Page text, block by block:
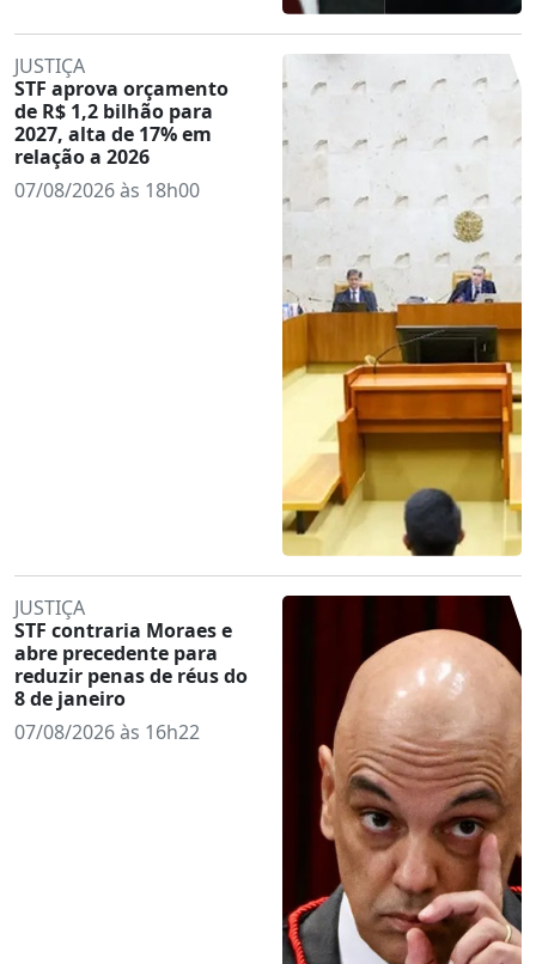
JUSTIÇA
STF aprova orçamento
de R$ 1,2 bilhão para
2027, alta de 17% em
relação a 2026
07/08/2026 às 18h00
JUSTIÇA
STF contraria Moraes e
abre precedente para
reduzir penas de réus do
8 de janeiro
07/08/2026 às 16h22